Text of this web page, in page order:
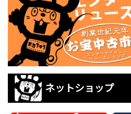
ネットショップ